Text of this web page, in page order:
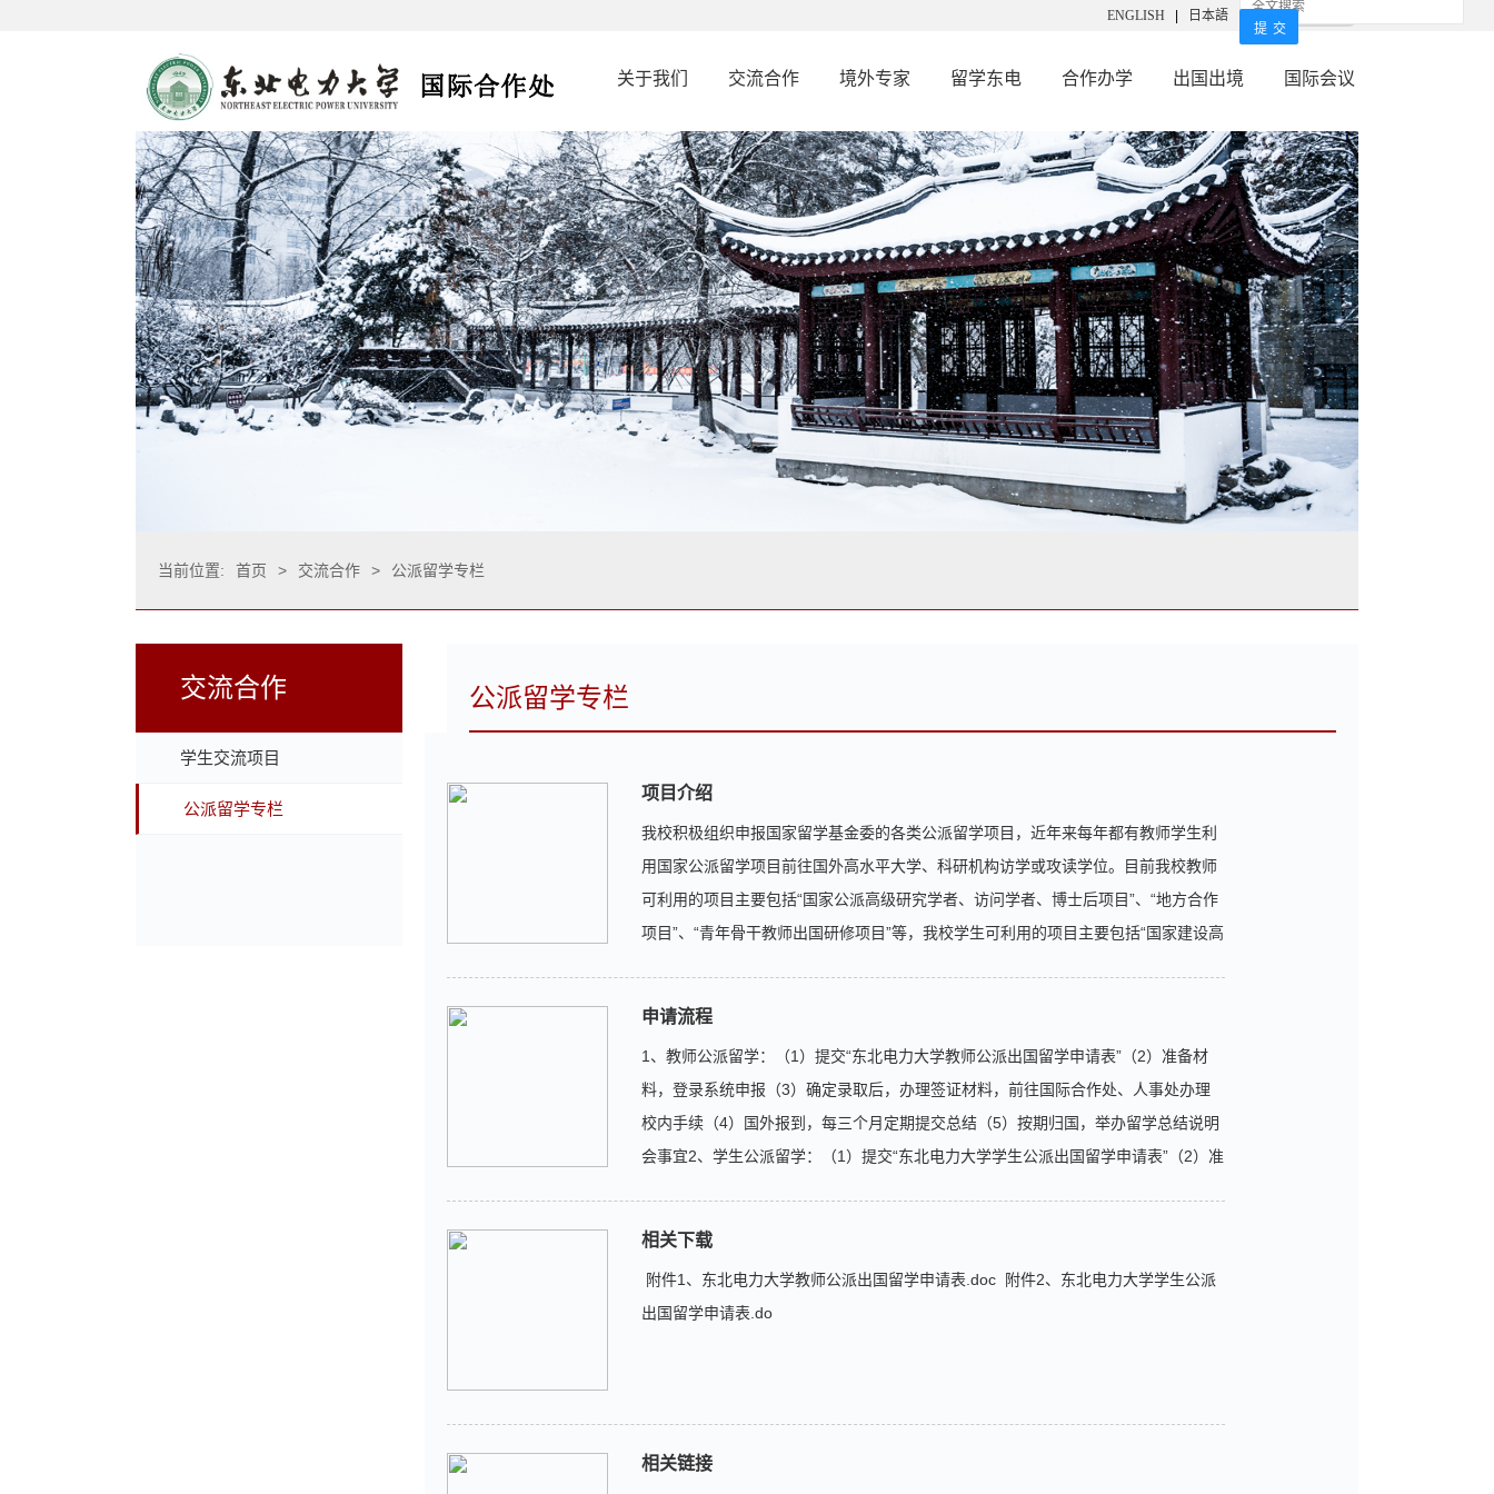
ENGLISH 日本語
关于我们 交流合作 境外专家 留学东电 合作办学 出国出境 国际会议
当前位置: 首页 > 交流合作 > 公派留学专栏
交流合作
学生交流项目
公派留学专栏
公派留学专栏
项目介绍
我校积极组织申报国家留学基金委的各类公派留学项目，近年来每年都有教师学生利
用国家公派留学项目前往国外高水平大学、科研机构访学或攻读学位。目前我校教师
可利用的项目主要包括“国家公派高级研究学者、访问学者、博士后项目”、“地方合作
项目”、“青年骨干教师出国研修项目”等，我校学生可利用的项目主要包括“国家建设高
申请流程
1、教师公派留学：（1）提交“东北电力大学教师公派出国留学申请表”（2）准备材
料，登录系统申报（3）确定录取后，办理签证材料，前往国际合作处、人事处办理
校内手续（4）国外报到，每三个月定期提交总结（5）按期归国，举办留学总结说明
会事宜2、学生公派留学：（1）提交“东北电力大学学生公派出国留学申请表”（2）准
相关下载
附件1、东北电力大学教师公派出国留学申请表.doc 附件2、东北电力大学学生公派
出国留学申请表.do
相关链接